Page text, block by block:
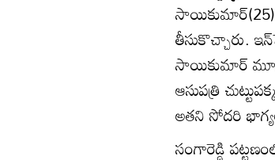
తీసుకొచ్చారు.
సాయికుమార్‌
ఆసుపత్రి
అతని సోదరి
సంగారెడ్డి